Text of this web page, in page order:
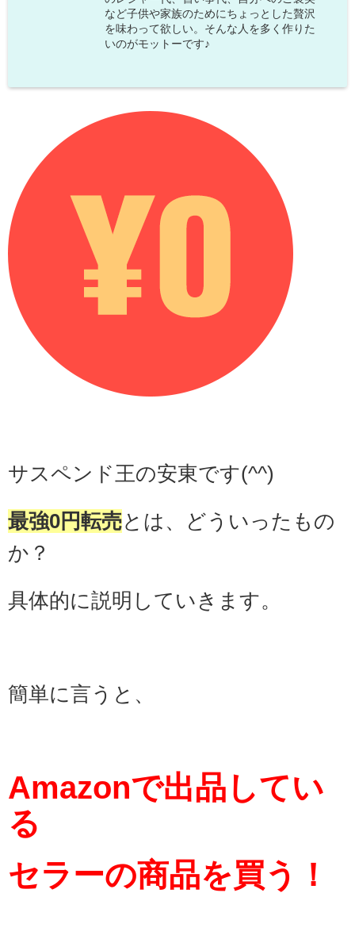
など子供や家族のためにちょっとした贅沢
を味わって欲しい。そんな人を多く作りた
いのがモットーです♪
サスペンド王の安東です(^^)
最強0円転売とは、どういったもの
か？
具体的に説明していきます。
簡単に言うと、
Amazonで出品してい
る
セラーの商品を買う！